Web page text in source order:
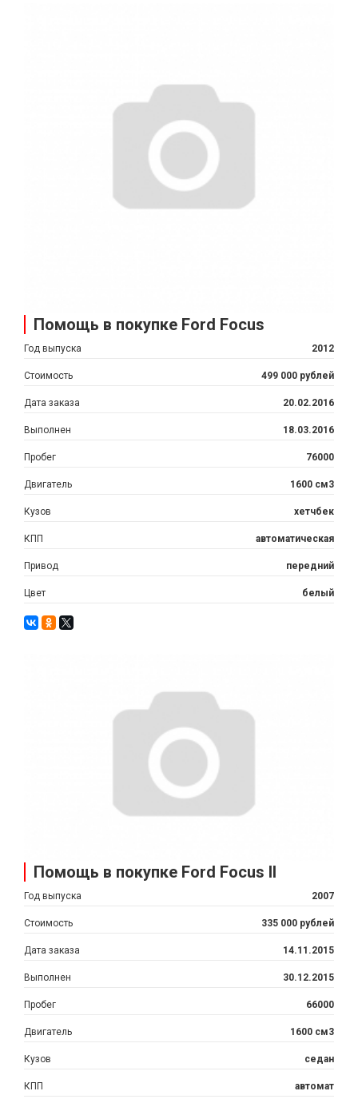
Помощь в покупке Ford Focus
Год выпуска 2012
Стоимость 499 000 рублей
Дата заказа 20.02.2016
Выполнен 18.03.2016
Пробег 76000
Двигатель 1600 см3
Кузов хетчбек
КПП автоматическая
Привод передний
Цвет белый
Помощь в покупке Ford Focus II
Год выпуска 2007
Стоимость 335 000 рублей
Дата заказа 14.11.2015
Выполнен 30.12.2015
Пробег 66000
Двигатель 1600 см3
Кузов седан
КПП автомат